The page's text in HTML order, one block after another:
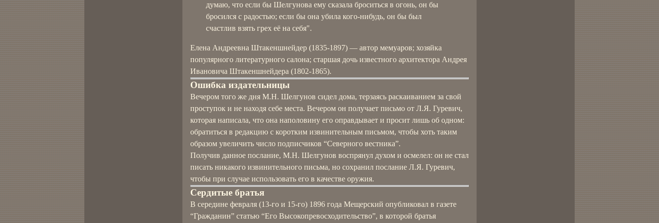
думаю, что если бы Шелгунова ему сказала броситься в огонь, он бы
бросился с радостью; если бы она убила кого-нибудь, он бы был
счастлив взять грех её на себя".
Елена Андреевна Штакеншнейдер (1835-1897) — автор мемуаров; хозяйка
популярного литературного салона; старшая дочь известного архитектора Андрея
Ивановича Штакеншнейдера (1802-1865).
Ошибка издательницы
Вечером того же дня М.Н. Шелгунов сидел дома, терзаясь раскаиванием за свой
проступок и не находя себе места. Вечером он получает письмо от Л.Я. Гуревич,
которая написала, что она наполовину его оправдывает и просит лишь об одном:
обратиться в редакцию с коротким извинительным письмом, чтобы хоть таким
образом увеличить число подписчиков “Северного вестника”.
Получив данное послание, М.Н. Шелгунов воспрянул духом и осмелел: он не стал
писать никакого извинительного письма, но сохранил послание Л.Я. Гуревич,
чтобы при случае использовать его в качестве оружия.
Сердитые братья
В середине февраля (13-го и 15-го) 1896 года Мещерский опубликовал в газете
“Гражданин” статью “Его Высокопревосходительство”, в которой братья